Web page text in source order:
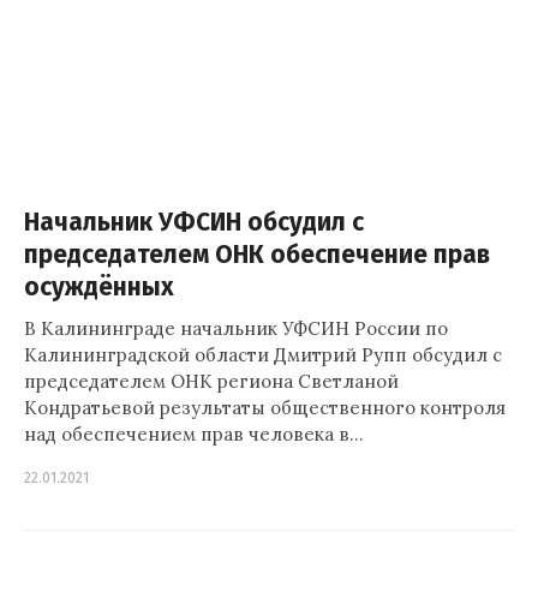
Начальник УФСИН обсудил с
председателем ОНК обеспечение прав
осуждённых
В Калининграде начальник УФСИН России по
Калининградской области Дмитрий Рупп обсудил с
председателем ОНК региона Светланой
Кондратьевой результаты общественного контроля
над обеспечением прав человека в…
22.01.2021